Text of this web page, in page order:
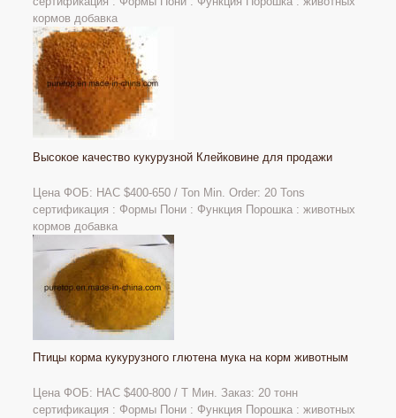
кормов добавка
Высокое качество кукурузной Клейковине для продажи
Цена ФОБ: НАС $400-650 / Ton Min. Order: 20 Tons
сертификация : Формы Пони : Функция Порошка : животных
кормов добавка
Птицы корма кукурузного глютена мука на корм животным
Цена ФОБ: НАС $400-800 / Т Мин. Заказ: 20 тонн
сертификация : Формы Пони : Функция Порошка : животных